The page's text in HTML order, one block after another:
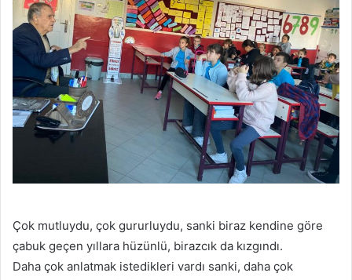
Çok mutluydu, çok gururluydu, sanki biraz kendine göre
çabuk geçen yıllara hüzünlü, birazcık da kızgındı.
Daha çok anlatmak istedikleri vardı sanki, daha çok